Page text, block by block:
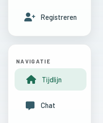
Registreren
NAVIGATIE
Tijdlijn
Chat